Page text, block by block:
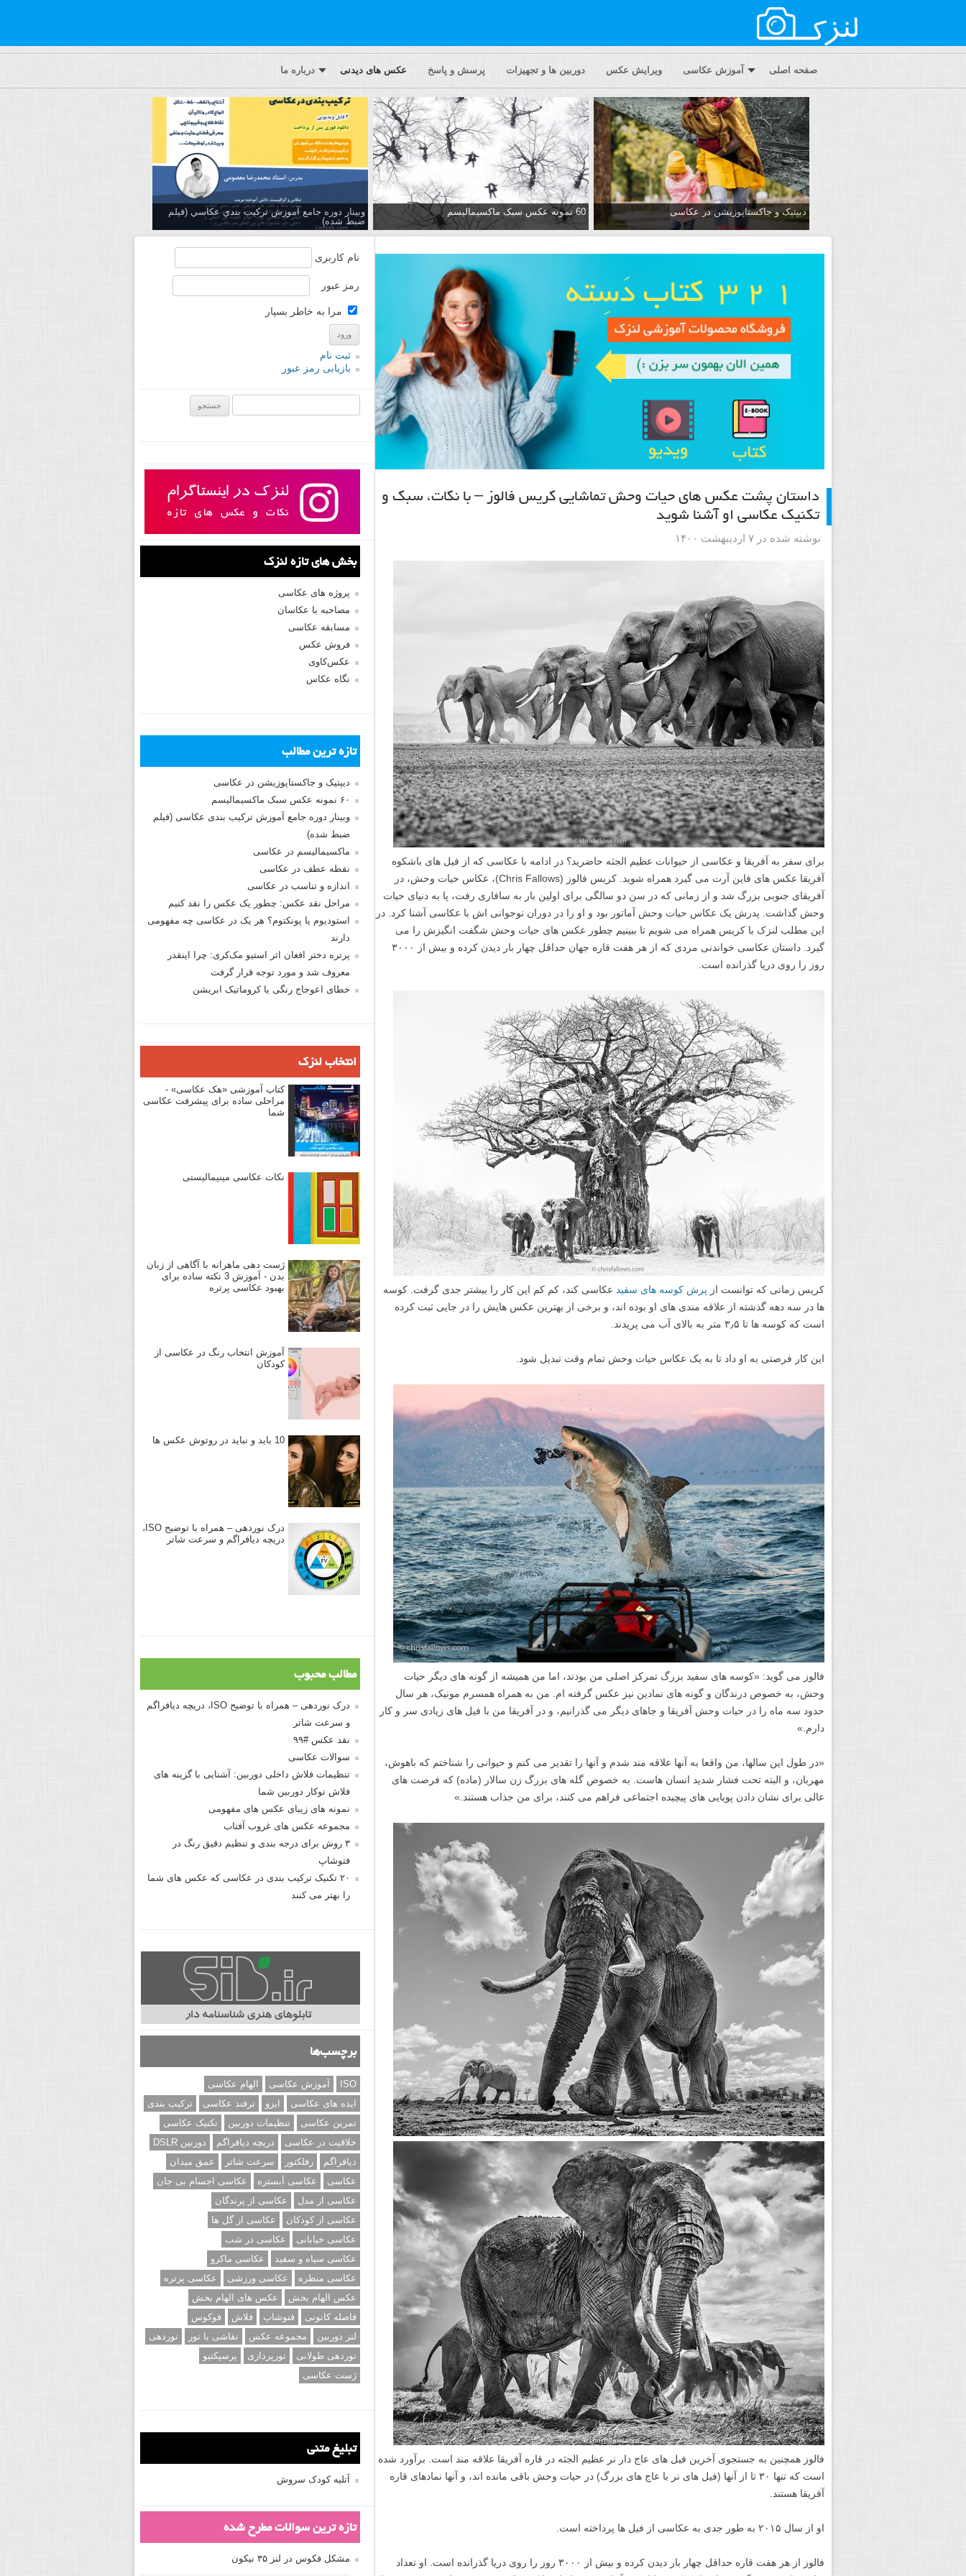
صفحه اصلی آموزش عکاسی ویرایش عکس دوربین ها و تجهیزات پرسش و پاسخ عکس های دیدنی درباره ما
دیپتیک و جاکستا‌پوزیشن در عکاسی 60 نمونه عکس سبک ماکسیمالیسم
وبینار دوره جامع آموزش تركيب بندي عكاسي (فیلم
ضبط شده)
داستان پشت عکس های حیات وحش تماشایی کریس فالوز – با نکات، سبک و
تکنیک عکاسی او آشنا شوید
نوشته شده در ۷ اردیبهشت ۱۴۰۰
برای سفر به آفریقا و عکاسی از حیوانات عظیم الجثه حاضرید؟ در ادامه با عکاسی که از فیل های باشکوه
آفریقا عکس های فاین آرت می گیرد همراه شوید. کریس فالوز (Chris Fallows)، عکاس حیات وحش، در
آفریقای جنوبی بزرگ شد و از زمانی که در سن دو سالگی برای اولین بار به سافاری رفت، پا به دنیای حیات
وحش گذاشت. پدرش یک عکاس حیات وحش آماتور بود و او را در دوران نوجوانی اش با عکاسی آشنا کرد. در
این مطلب لنزک با کریس همراه می شویم تا ببینیم چطور عکس های حیات وحش شگفت انگیزش را می
گیرد. داستان عکاسی خواندنی مردی که از هر هفت قاره جهان حداقل چهار بار دیدن کرده و بیش از ۳۰۰۰
روز را روی دریا گذرانده است.
کریس زمانی که توانست از پرش کوسه های سفید عکاسی کند، کم کم این کار را بیشتر جدی گرفت. کوسه
ها در سه دهه گذشته از علاقه مندی های او بوده اند، و برخی از بهترین عکس هایش را در جایی ثبت کرده
است که کوسه ها تا ۳٫۵ متر به بالای آب می پریدند.
این کار فرصتی به او داد تا به یک عکاس حیات وحش تمام وقت تبدیل شود.
فالوز می گوید: «کوسه های سفید بزرگ تمرکز اصلی من بودند، اما من همیشه از گونه های دیگر حیات
وحش، به خصوص درندگان و گونه های نمادین نیز عکس گرفته ام. من به همراه همسرم مونیک، هر سال
حدود سه ماه را در حیات وحش آفریقا و جاهای دیگر می گذرانیم، و در آفریقا من با فیل های زیادی سر و کار
دارم.»
«در طول این سالها، من واقعا به آنها علاقه مند شدم و آنها را تقدیر می کنم و حیوانی را شناختم که باهوش،
مهربان، و البته تحت فشار شدید انسان هاست. به خصوص گله های بزرگ زن سالار (ماده) که فرصت های
عالی برای نشان دادن پویایی های پیچیده اجتماعی فراهم می کنند، برای من جذاب هستند.»
فالوز همچنین به جستجوی آخرین فیل های عاج دار نر عظیم الجثه در قاره آفریقا علاقه مند است. برآورد شده
است که تنها ۳۰ تا از آنها (فیل های نر با عاج های بزرگ) در حیات وحش باقی مانده اند، و آنها نمادهای قاره
آفریقا هستند.
او از سال ۲۰۱۵ به طور جدی به عکاسی از فیل ها پرداخته است.
فالوز از هر هفت قاره حداقل چهار بار دیدن کرده و بیش از ۳۰۰۰ روز را روی دریا گذرانده است. او تعداد
نام کاربری
رمز عبور
مرا به خاطر بسپار
ثبت نام
بازیابی رمز عبور
بخش های تازه لنزک
پروژه های عکاسی
مصاحبه با عکاسان
مسابقه عکاسی
فروش عکس
عکس‌کاوی
نگاه عکاس
تازه ترین مطالب
دیپتیک و جاکستا‌پوزیشن در عکاسی
۶۰ نمونه عکس سبک ماکسیمالیسم
وبینار دوره جامع آموزش ترکیب بندی عکاسی (فیلم
ضبط شده)
ماکسیمالیسم در عکاسی
نقطه عطف در عکاسی
اندازه و تناسب در عکاسی
مراحل نقد عکس: چطور یک عکس را نقد کنیم
استودیوم یا پونکتوم؟ هر یک در عکاسی چه مفهومی
دارند
پرتره دختر افغان اثر استیو مک‌کری: چرا اینقدر
معروف شد و مورد توجه قرار گرفت
خطای اعوجاج رنگی یا کروماتیک ابریشن
انتخاب لنزک
کتاب آموزشی «هک عکاسی» -
مراحلی ساده برای پیشرفت عکاسی
شما
نکات عکاسی مینیمالیستی
ژست دهی ماهرانه با آگاهی از زبان
بدن - آموزش 3 نکته ساده برای
بهبود عکاسی پرتره
آموزش انتخاب رنگ در عکاسی از
کودکان
10 باید و نباید در روتوش عکس ها
درک نوردهی – همراه با توضیح ISO،
دریچه دیافراگم و سرعت شاتر
مطالب محبوب
درک نوردهی – همراه با توضیح ISO، دریچه دیافراگم
و سرعت شاتر
نقد عکس #۹۹
سوالات عکاسی
تنظیمات فلاش داخلی دوربین: آشنایی با گزینه های
فلاش توکار دوربین شما
نمونه های زیبای عکس های مفهومی
مجموعه عکس های غروب آفتاب
۳ روش برای درجه بندی و تنظیم دقیق رنگ در
فتوشاپ
۲۰ تکنیک ترکیب بندی در عکاسی که عکس های شما
را بهتر می کنند
برچسب‌ها
ISO آموزش عکاسی
الهام عکاسی
ایده های عکاسی
ایزو ترفند عکاسی
ترکیب بندی
تمرین عکاسی
تنظیمات دوربین
تکنیک عکاسی
خلاقیت در عکاسی
دریچه دیافراگم
دوربین DSLR
دیافراگم
رفلکتور سرعت شاتر
عمق میدان
عکاسی
عکاسی آبستره
عکاسی اجسام بی جان
عکاسی از مدل
عکاسی از پرندگان
عکاسی از کودکان
عکاسی از گل ها
عکاسی خیابانی
عکاسی در شب
عکاسی سیاه و سفید
عکاسی ماکرو
عکاسی منظره
عکاسی ورزشی
عکاسی پرتره
عکس الهام بخش
عکس های الهام بخش
فاصله کانونی
فتوشاپ فلاش
فوکوس
لنز دوربین
مجموعه عکس نقاشی با نور
نوردهی
نوردهی طولانی
نورپردازی
پرسپکتیو
ژست عکاسی
تبلیغ متنی
آتلیه کودک سروش
تازه ترین سوالات مطرح شده
مشکل فکوس در لنز ۳۵ نیکون